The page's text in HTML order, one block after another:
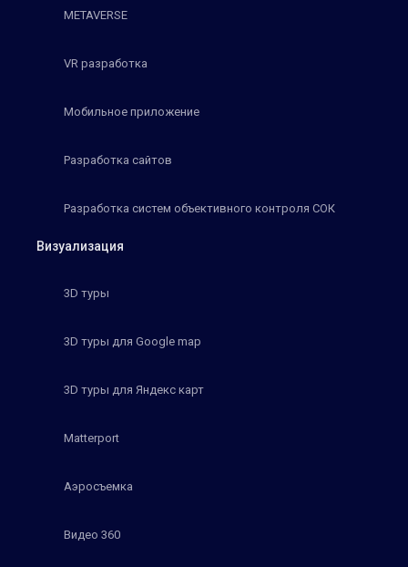
METAVERSE
VR разработка
Мобильное приложение
Разработка сайтов
Разработка систем объективного контроля СОК
Визуализация
3D туры
3D туры для Google map
3D туры для Яндекс карт
Matterport
Аэросъемка
Видео 360